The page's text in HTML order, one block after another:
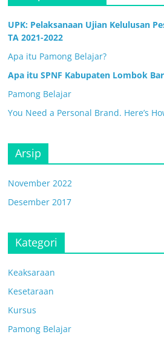
UPK: Pelaksanaan Ujian Kelulusan
TA 2021-2022
Apa itu Pamong Belajar?
Apa itu SPNF Kabupaten Lombok
Pamong Belajar
You Need a Personal Brand. Here’s
Arsip
November 2022
Desember 2017
Kategori
Keaksaraan
Kesetaraan
Kursus
Pamong Belajar